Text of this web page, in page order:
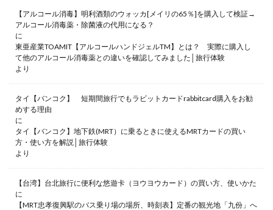
【アルコール消毒】明利酒類のウォッカ[メイリの65％]を購入して検証→
アルコール消毒薬・除菌液の代用になる？
に
東亜産業TOAMIT【アルコールハンドジェルTM】とは？ 実際に購入し
て他のアルコール消毒薬との違いを確認してみました│旅行体験
より
タイ【バンコク】 短期間旅行でもラビットカードrabbitcard購入をお勧
めする理由
に
タイ【バンコク】地下鉄(MRT）に乗るときに使えるMRTカードの買い
方・使い方を解説│旅行体験
より
【台湾】台北旅行に便利な悠遊卡（ヨウヨウカード）の買い方、使いかた
に
【MRT忠孝復興駅のバス乗り場の場所、時刻表】定番の観光地「九份」へ